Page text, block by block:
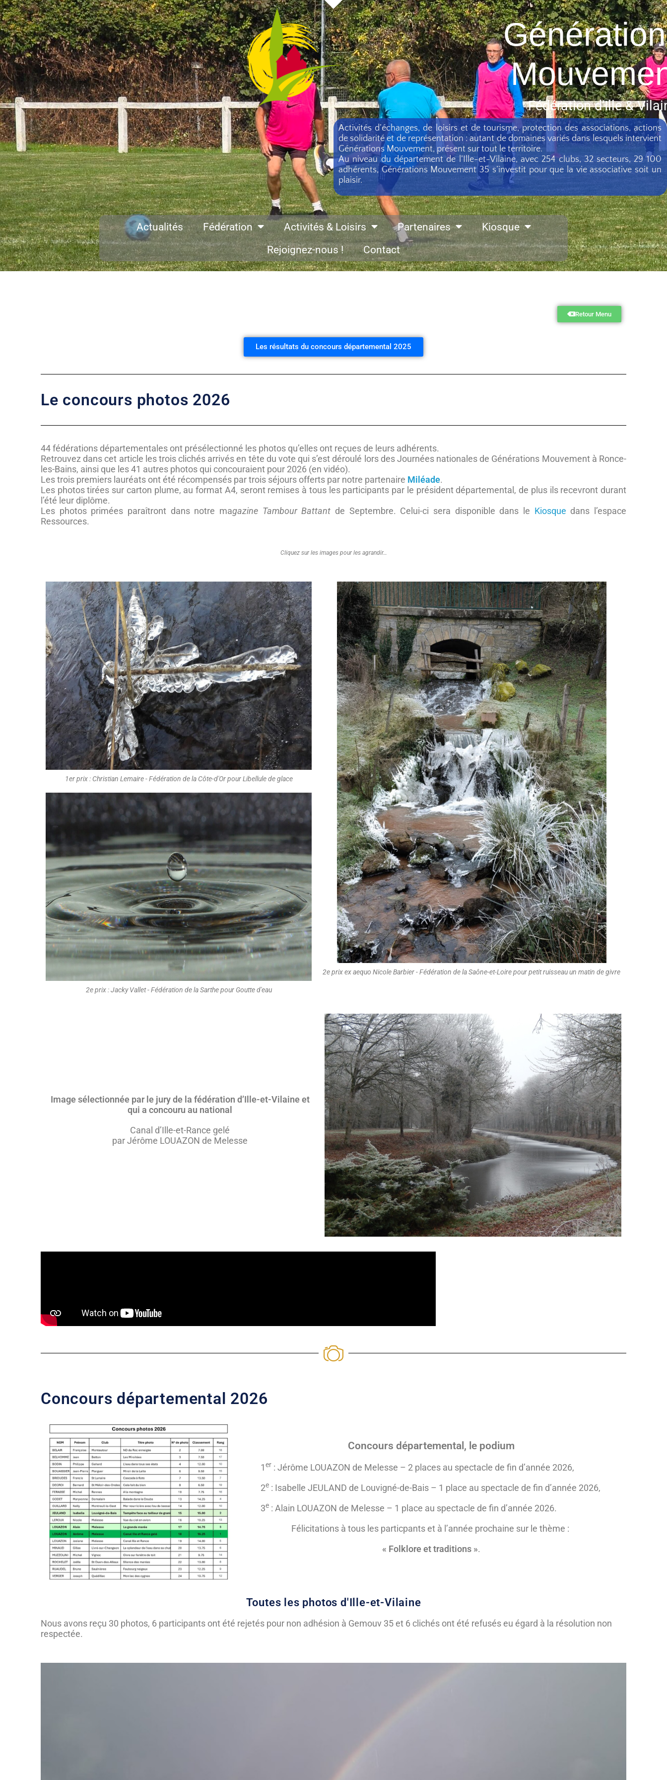
Fédération d’Ille &
Activités d’échanges, de loisirs et de tourisme, protection des associations, actions
de solidarité et de représentation : autant de domaines variés dans lesquels intervient
Générations Mouvement, présent sur tout le territoire.
Au niveau du département de l’Ille-et-Vilaine, avec 254 clubs, 32 secteurs, 29 100
adhérents, Générations Mouvement 35 s’investit pour que la vie associative soit un
plaisir.
Actualités Fédération Activités & Loisirs Partenaires
Kiosque
Rejoignez-nous !
Contact
Retour Menu
Les résultats du concours départemental 2025
Le concours photos 2026
44 fédérations départementales ont présélectionné les photos qu’elles ont reçues de leurs adhérents.
Retrouvez dans cet article les trois clichés arrivés en tête du vote qui s’est déroulé lors des Journées nationales de Générations Mouvement à Ronce-
les-Bains, ainsi que les 41 autres photos qui concouraient pour 2026 (en vidéo).
Les trois premiers lauréats ont été récompensés par trois séjours offerts par notre partenaire Miléade.
Les photos tirées sur carton plume, au format A4, seront remises à tous les participants par le président départemental, de plus ils recevront durant
l’été leur diplôme.
Les photos primées paraîtront dans notre magazine Tambour Battant de Septembre. Celui-ci sera disponible dans le Kiosque dans l’espace
Ressources.
Cliquez sur les images pour les agrandir…
1er prix : Christian Lemaire - Fédération de la Côte-d'Or pour Libellule de glace
2e prix : Jacky Vallet - Fédération de la Sarthe pour Goutte d'eau
2e prix ex aequo Nicole Barbier - Fédération de la Saône-et-Loire pour petit ruisseau un matin de givre
Image sélectionnée par le jury de la fédération d’Ille-et-Vilaine et
qui a concouru au national
Canal d’Ille-et-Rance gelé
par Jérôme LOUAZON de Melesse
Concours départemental 2026
Concours départemental, le podium
1er : Jérôme LOUAZON de Melesse – 2 places au spectacle de fin d’année 2026,
2e : Isabelle JEULAND de Louvigné-de-Bais – 1 place au spectacle de fin d’année 2026,
3e : Alain LOUAZON de Melesse – 1 place au spectacle de fin d’année 2026.
Félicitations à tous les particpants et à l’année prochaine sur le thème :
« Folklore et traditions ».
Toutes les photos d'Ille-et-Vilaine
Nous avons reçu 30 photos, 6 participants ont été rejetés pour non adhésion à Gemouv 35 et 6 clichés ont été refusés eu égard à la résolution non
respectée.